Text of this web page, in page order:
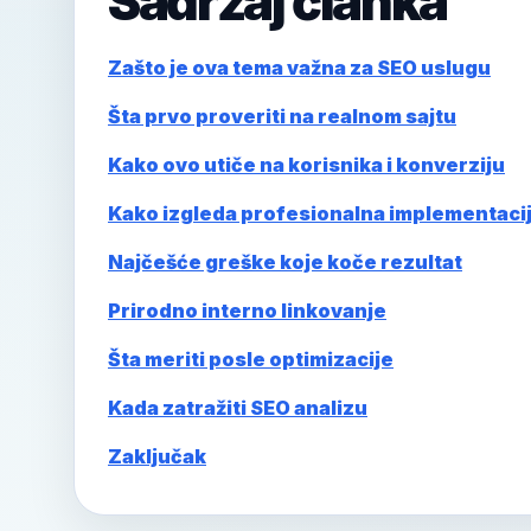
Zašto je ova tema važna za SEO uslugu
Šta prvo proveriti na realnom sajtu
Kako ovo utiče na korisnika i konverziju
Kako izgleda profesionalna
Najčešće greške koje koče rezultat
Prirodno interno linkovanje
Šta meriti posle optimizacije
Kada zatražiti SEO analizu
Zaključak